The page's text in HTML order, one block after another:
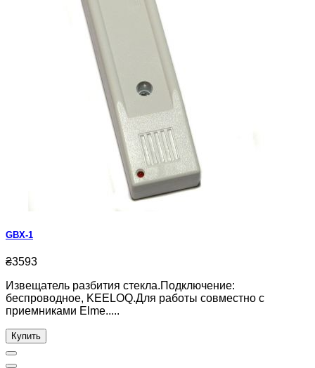
GBX-1
₴3593
Извещатель разбития стекла.Подключение:
беспроводное, KEELOQ.Для работы совместно с
приемниками Elme.....
Купить